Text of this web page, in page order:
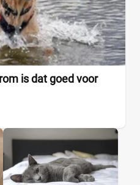
is dat goed voor